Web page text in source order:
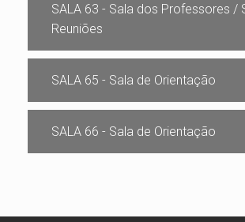
SALA 63 - Sala dos Professores /
Reuniões
SALA 65 - Sala de Orientação
SALA 66 - Sala de Orientação